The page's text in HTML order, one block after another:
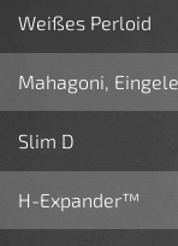
Weißes Perloid
Mahagoni,
Slim D
H-Expander™